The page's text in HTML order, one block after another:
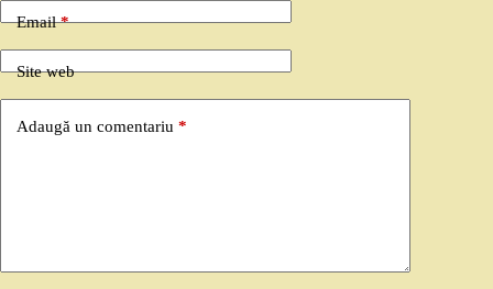
Email*
Site web
Adaugă un comentariu *